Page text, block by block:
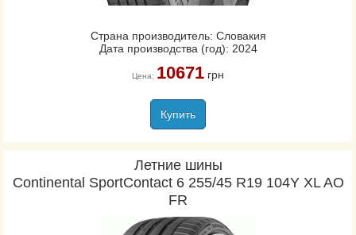
Страна производитель: Словакия
Дата производства (год): 2024
Цена: 10671грн
Купить
Летние шины
Continental SportContact 6 255/45 R19 104Y XL AO
FR